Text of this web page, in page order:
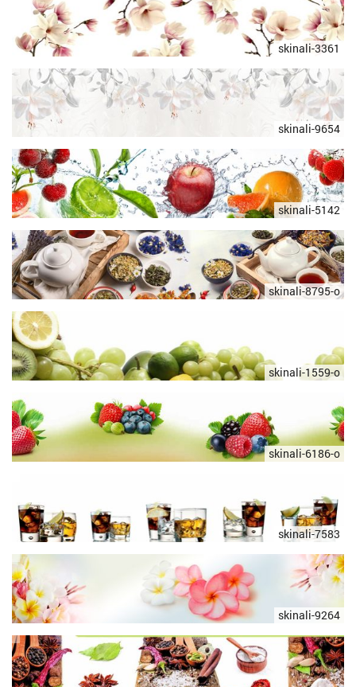
skinali-3361
skinali-9654
skinali-5142
skinali-8795-o
skinali-1559-o
skinali-6186-o
skinali-7583
skinali-9264